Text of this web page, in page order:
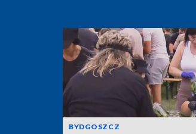
BYDGOSZCZ